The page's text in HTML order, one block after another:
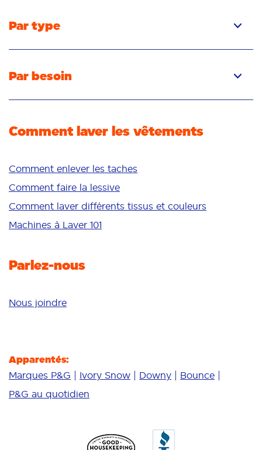
Par type
Poudre
Détachant
Par besoin
Fraîcheur/parfum
Couleurs vives
Peau sensible
Additifs
Nettoyage en profondeur
Comment laver les vêtements
Comment enlever les taches
Comment faire la lessive
Comment laver différents tissus et couleurs
Machines à Laver 101
Parlez-nous
Nous joindre
Apparentés:
Marques P&G Ivory Snow Downy
Bounce
P&G au quotidien